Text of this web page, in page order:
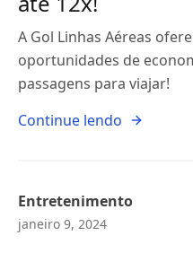
A Gol Linhas Aéreas
oportunidades de
passagens para viajar!
Continue lendo
Entretenimento
janeiro 9, 2024